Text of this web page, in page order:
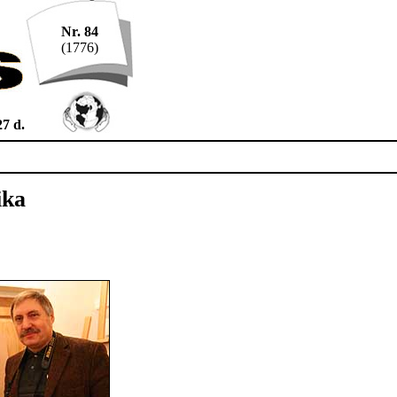
d.
Nr. 84
(1776)